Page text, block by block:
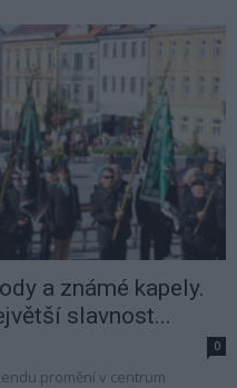
a známé kapely.
slavnost...
0
promění v centrum